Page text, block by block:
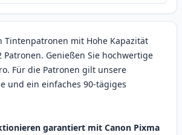
Tintenpatronen mit Hohe Kapazität
Genießen Sie hochwertige
Für die Patronen gilt unsere
und ein einfaches 90-tägiges
garantiert mit Canon Pixma